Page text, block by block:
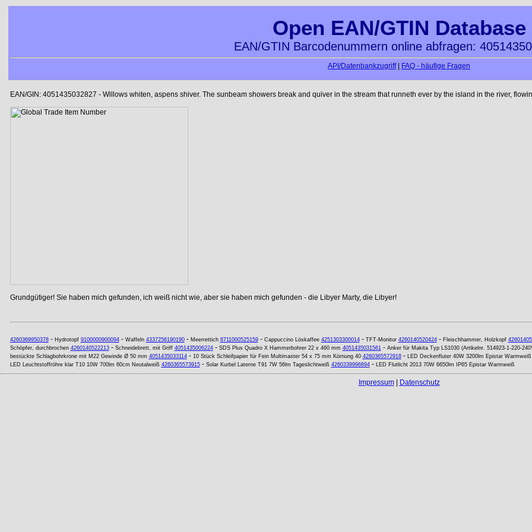
Open EAN/GTIN Database
EAN/GTIN Barcodenummern online abfragen:
API/Datenbankzugriff| FAQ - häufige Fragen
EAN/GIN: 4051435032827 - Willows whiten, aspens shiver. The sunbeam showers break and quiver in the stream that runneth ever by the island in the river,
Grundgütiger! Sie haben mich gefunden, ich weiß nicht wie, aber sie haben mich gefunden - die Libyer Marty, die Libyer!
4260369950378- Hydrotopf 9100000900094- Waffeln 4337256190190- Meerrettich 8711000525159- Cappuccino Löskaffee 4251303300014- TFT-Monitor 4260140520424- Fleischhammer, Holzkopf
Schöpfer, durchbrochen 4260140522213- Schneidebrett, mit Griff 4051435006224- SDS Plus Quadro X Hammerbohrer 22 x 460 mm 4051435031561- Anker für Makita Typ LS1030 (Artikelnr. 514923-1-220-
bestückte Schlagbohrkrone mit M22 Gewinde Ø 50 mm 4051435033114- 10 Stück Schleifpapier für Fein Multimaster 54 x 75 mm Körnung 40 4260365572918- LED Deckenfluter 40W 3200lm Epistar
LED Leuchtstoffröhre klar T10 10W 700lm 60cm Neutalweiß 4260365573915- Solar Kurbel Laterne T91 7W 56lm Tageslichtweiß 4260339996894- LED Flutlicht 2013 70W 6650lm IP65 Epistar Warmweiß
Impressum| Datenschutz